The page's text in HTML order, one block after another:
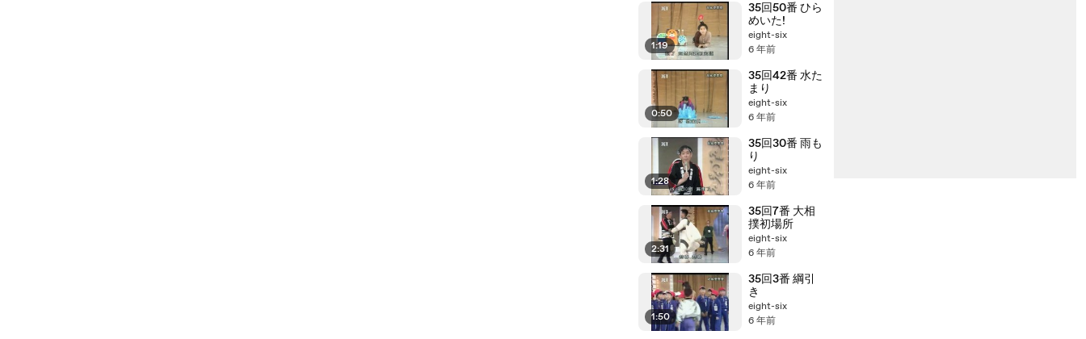
1:19
35回50番 ひら
めいた!
eight-six
6 年前
0:50
35回42番 水た
まり
eight-six
6 年前
1:28
35回30番 雨も
り
eight-six
6 年前
2:31
35回7番 大相
撲初場所
eight-six
6 年前
1:50
35回3番 綱引
き
eight-six
6 年前